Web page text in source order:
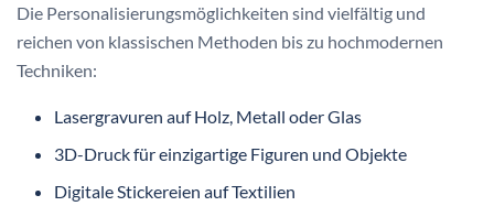
Die Personalisierungsmöglichkeiten sind vielfältig und
reichen von klassischen Methoden bis zu hochmodernen
Techniken:
Lasergravuren auf Holz, Metall oder Glas
3D-Druck für einzigartige Figuren und Objekte
Digitale Stickereien auf Textilien